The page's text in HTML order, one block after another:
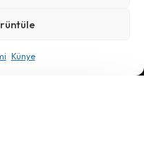
Künye